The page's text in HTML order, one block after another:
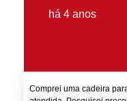
há 4 anos
Comprei uma cadeira